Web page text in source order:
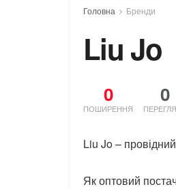
Головна Бренди
Liu Jo
0
ПОШИРЕННЯ
0
Liu Jo –
Як оптовий